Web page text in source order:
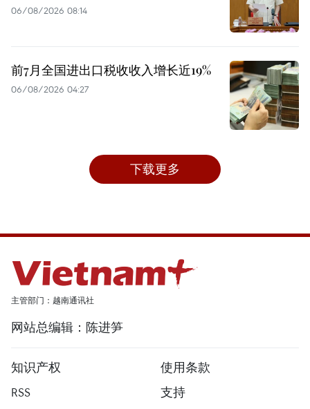
06/08/2026 08:14
前7月全国进出口税收收入增长近19%
06/08/2026 04:27
下载更多
主管部门：越南通讯社
网站总编辑：陈进笋
知识产权
使用条款
RSS
支持